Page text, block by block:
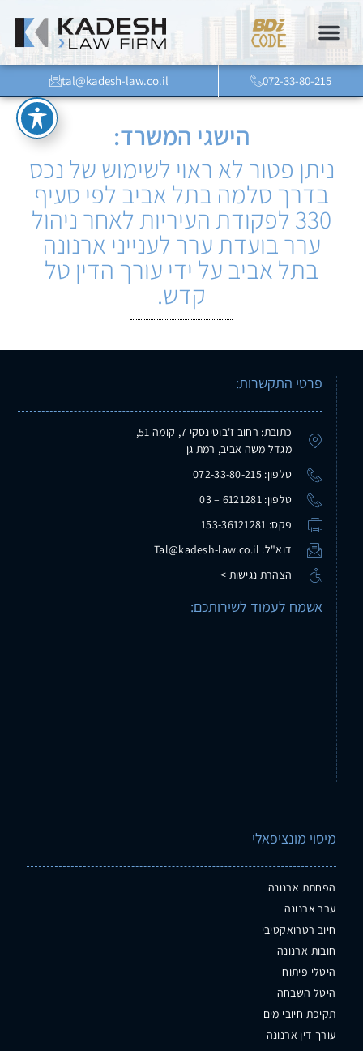
072-33-80-215
tal@kadesh-law.co.il
הישגי המשרד:
ניתן פטור לא ראוי לשימוש של נכס
בדרך סלמה בתל אביב לפי סעיף
330 לפקודת העיריות לאחר ניהול
ערר בועדת ערר לענייני ארנונה
בתל אביב על ידי עורך הדין טל
קדש.
מיסוי מונציפאלי
הפחתת ארנונה
ערר ארנונה
חיוב רטרואקטיבי
חובות ארנונה
היטלי פיתוח
היטל השבחה
תקיפת חיובי מים
עורך דין ארנונה
פרטי התקשרות:
כתובת: רחוב ז'בוטינסקי 7, קומה 51,
מגדל משה אביב, רמת גן
טלפון: 072-33-80-215
טלפון: 6121281 – 03
פקס: 153-36121281
דוא"ל: Tal@kadesh-law.co.il
הצהרת נגישות >
אשמח לעמוד לשירותכם: